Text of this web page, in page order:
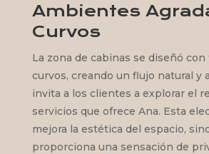
Ambientes
Curvos
La zona de cabinas se diseñó
curvos, creando un flujo natural y
invita a los clientes a explorar el
servicios que ofrece Ana. Esta
mejora la estética del espacio,
proporciona una sensación de